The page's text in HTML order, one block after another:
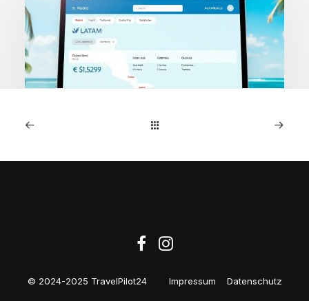
1. Mai 2026
© 2024-2025 TravelPilot24 Impressum Datenschutz